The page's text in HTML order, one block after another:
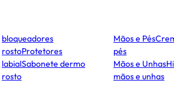
bloqueadores
rostoProtetores
labialSabonete dermo
rosto
Mãos e Pés
pés
Mãos e Unhas
mãos e unhas